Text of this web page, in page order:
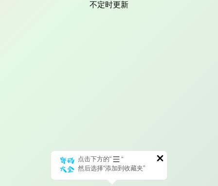
不定时更新
点击下方的“
”
然后选择“添加到收藏夹”